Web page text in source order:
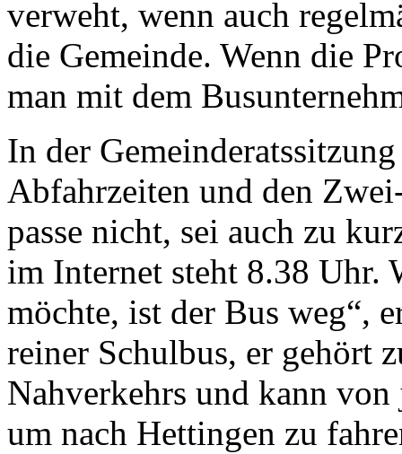
verweht, wenn auch
die Gemeinde. Wenn die
man mit dem
In der
Abfahrzeiten und den
passe nicht, sei auch zu
im Internet steht 8.38 Uhr.
möchte, ist der Bus weg“,
reiner Schulbus, er gehört
Nahverkehrs und kann
um nach Hettingen zu